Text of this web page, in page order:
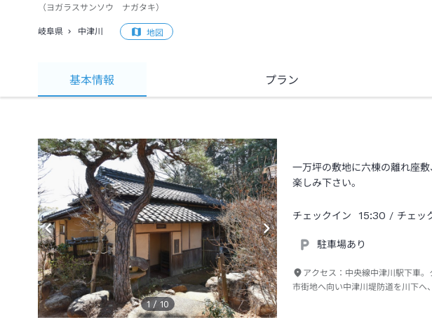
（ ヨガラスサンソウ ナガタキ）
岐阜県 中津川 地図
基本情報 プラン
1 /10
一万坪の敷地に六棟の離れ座
楽しみ下さい。
チェックイン 15:30 / チェッ
駐車場あり
アクセス： 中央線中津川駅下車。
市街地へ向い中津川堤防道を川下へ